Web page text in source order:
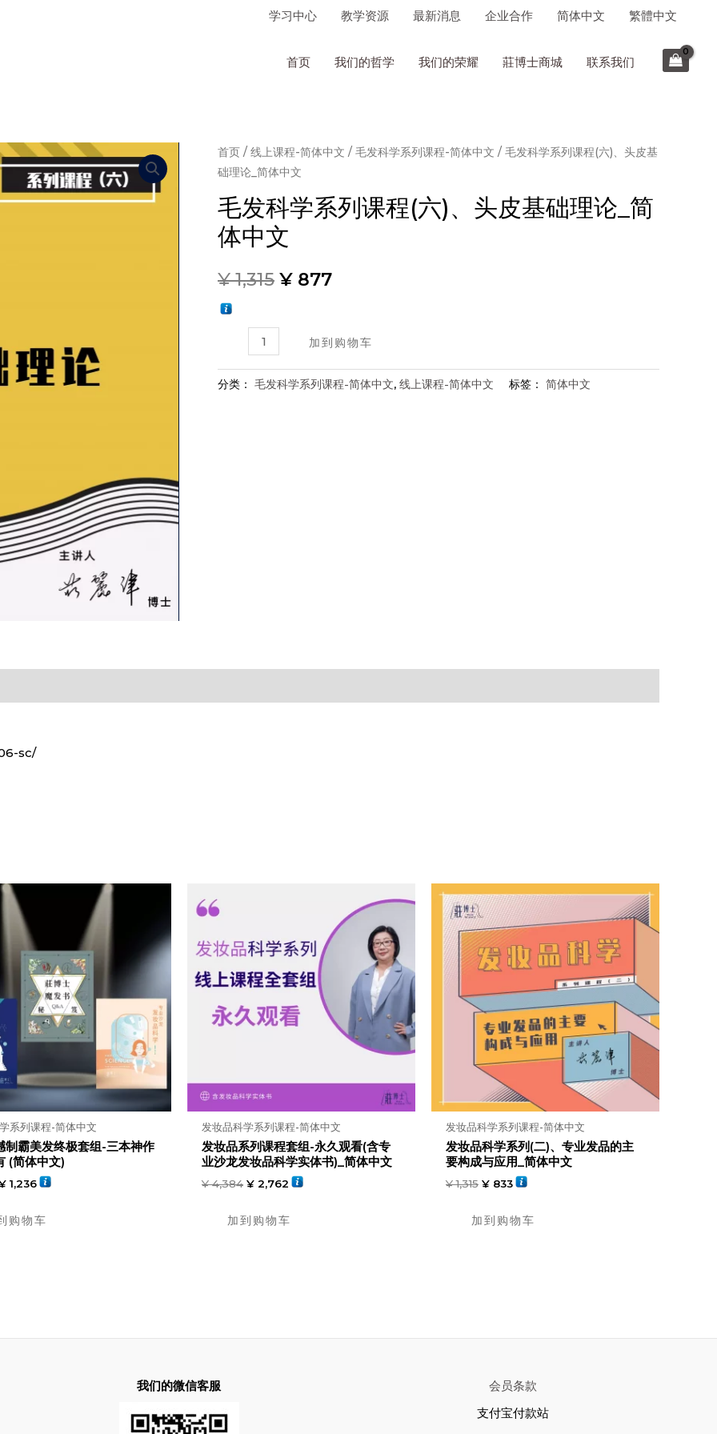
学习中心 教学资源 最新消息 企业合作 简体中文 繁體中文
首页 我们的哲学 我们的荣耀 莊博士商城 联系我们
首页 / 线上课程-简体中文 / 毛发科学系列课程-简体中文 / 毛发科学系列课程(六)、头皮基
础理论_简体中文
毛发科学系列课程(六)、头皮基础理论_简
体中文
¥1,315 ¥ 877
科
体
加到购物车
分类： 毛发科学系列课程-简体中文, 线上课程-简体中文 标签： 简体中文
sc/
系列课程-简体中文
制霸美发终极套组-三本神作
(简体中文)
1,236
购物车
发妆品科学系列课程-简体中文
发妆品系列课程套组-永久观看(含专
业沙龙发妆品科学实体书)_简体中文
¥4,384 ¥ 2,762
加到购物车
发妆品科学系列课程-简体中文
发妆品科学系列(二)、专业发品的主
要构成与应用_简体中文
¥1,315 ¥ 833
加到购物车
我们的微信客服
会员条款
支付宝付款站